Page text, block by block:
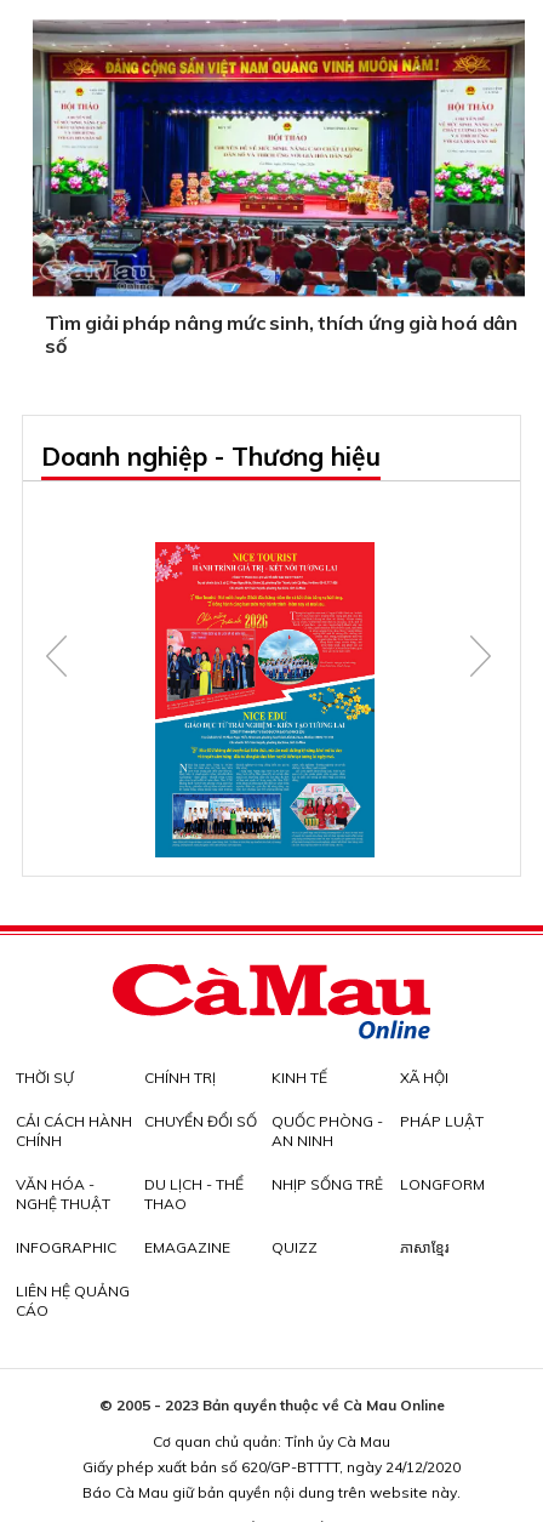
Tìm giải pháp nâng mức sinh, thích ứng già hoá dân
số
Doanh nghiệp - Thương hiệu
THỜI SỰ CHÍNH TRỊ KINH TẾ XÃ HỘI
CẢI CÁCH HÀNH
CHÍNH
CHUYỂN ĐỔI SỐ
QUỐC PHÒNG -
AN NINH
PHÁP LUẬT
VĂN HÓA -
NGHỆ THUẬT
DU LỊCH - THỂ
THAO
NHỊP SỐNG TRẺ LONGFORM
INFOGRAPHIC EMAGAZINE QUIZZ ភាសាខ្មែរ
LIÊN HỆ QUẢNG
CÁO
© 2005 - 2023 Bản quyền thuộc về Cà Mau Online
Cơ quan chủ quản: Tỉnh ủy Cà Mau
Giấy phép xuất bản số 620/GP-BTTTT, ngày 24/12/2020
Báo Cà Mau giữ bản quyền nội dung trên website này.